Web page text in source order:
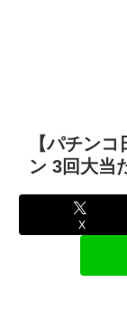
【パチン
ン 3回大当
X